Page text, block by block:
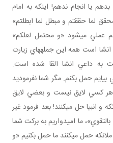
يا انجام ندهم! اينکه به امام
لما حققتم و مبطل لما ابطلتم»
عملي مي شود «و محتمل لعلکم»
است همه اين جمله هاي زيارت
به داعي انشا القا شده است.
حمل بکنم. مگر شما نفرموديد
هر کسي لايق نيست و بعضي لايق
و انبيا حل مي کنند! بعد فرمود غير
بالتقوي»، ما اميدواريم به برکت شما
حمل مي کنند ما حمل بکنيم «و